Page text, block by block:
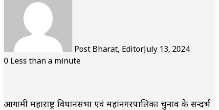
Post Bharat, EditorJuly 13, 2024
0 Less than a minute
आगामी महाराष्ट्र विधानसभा एवं महानगरपालिका चुनाव के सन्दर्भ